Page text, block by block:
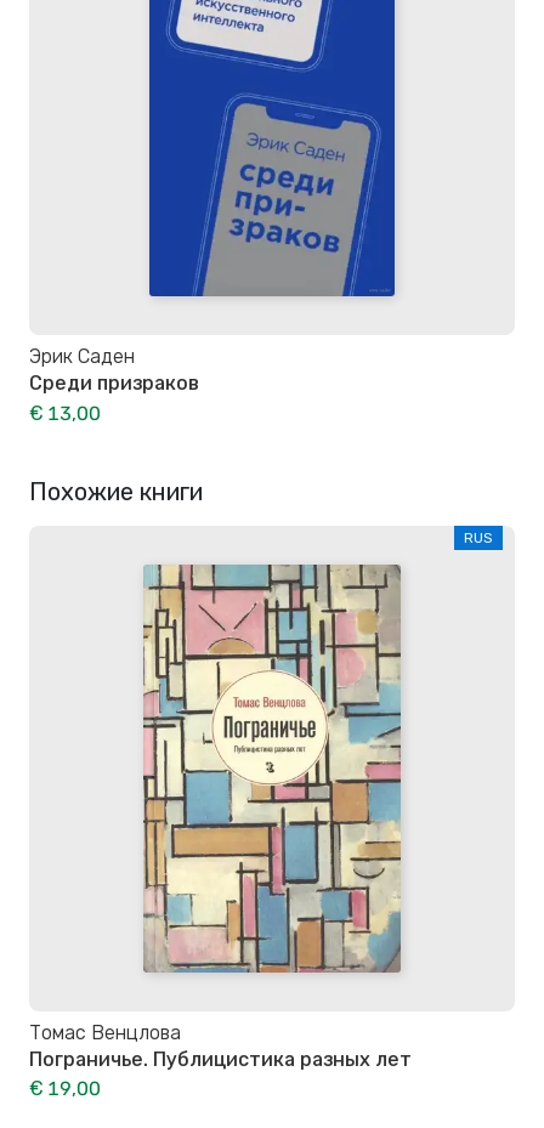
Эрик Саден
Среди призраков
€ 13,00
Похожие книги
RUS
Томас Венцлова
Пограничье. Публицистика разных лет
€ 19,00